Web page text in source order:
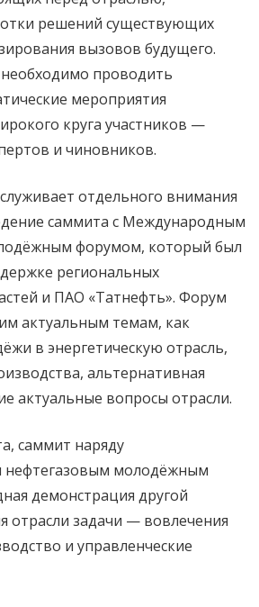
решений существующих
вызовов будущего.
проводить
мероприятия
круга участников —
и чиновников.
отдельного внимания
саммита с Международным
форумом, который был
региональных
и ПАО «Татнефть». Форум
актуальным темам, как
в энергетическую отрасль,
альтернативная
актуальные вопросы отрасли.
саммит наряду
молодёжным
демонстрация другой
отрасли задачи — вовлечения
и управленческие